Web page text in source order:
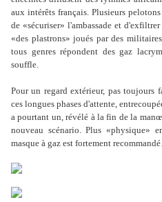
aux intérêts français. Plusieurs
de «sécuriser» l'ambassade et
«des plastrons» joués par des
tous genres répondent des gaz
souffle.
Pour un regard extérieur, pas toujours
ces longues phases d'attente,
a pourtant un, révélé à la fin de la
nouveau scénario. Plus «physique»
masque à gaz est fortement